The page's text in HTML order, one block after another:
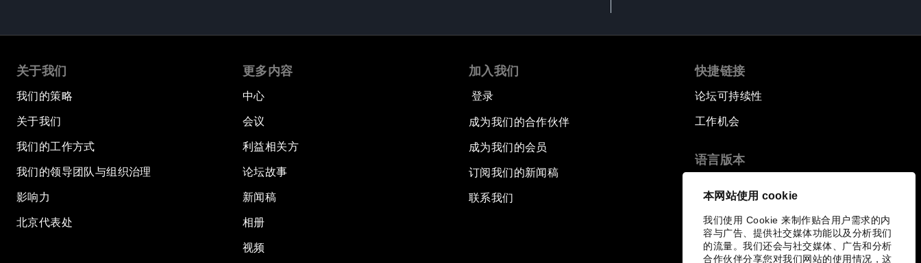
本网站使用 cookie
我们使用 Cookie 来制作贴合用户需求的内
容与广告、提供社交媒体功能以及分析我们
的流量。我们还会与社交媒体、广告和分析
合作伙伴分享您对我们网站的使用情况，这
关于我们
我们的策略
关于我们
我们的工作方式
我们的领导团队与组织治理
影响力
北京代表处
更多内容
中心
会议
利益相关方
论坛故事
新闻稿
相册
视频
加入我们
登录
成为我们的合作伙伴
成为我们的会员
订阅我们的新闻稿
联系我们
快捷链接
论坛可持续性
工作机会
语言版本